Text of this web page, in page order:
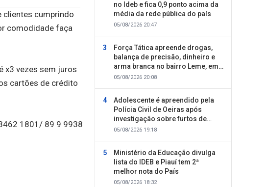
clientes cumprindo
comodidade faça
x3 vezes sem juros
cartões de crédito
1801/ 89 9 9938
no Ideb e fica 0,9 ponto acima da
média da rede pública do país
05/08/2026 20:47
Força Tática apreende drogas,
balança de precisão, dinheiro e
arma branca no bairro Leme, em
Oeiras
05/08/2026 20:08
Adolescente é apreendido pela
Polícia Civil de Oeiras após
investigação sobre furtos de
motocicletas
05/08/2026 19:18
Ministério da Educação divulga
lista do IDEB e Piauí tem 2ª
melhor nota do País
05/08/2026 18:32